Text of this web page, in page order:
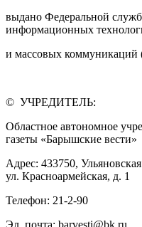
выдано Федеральной
информационных
и массовых коммуникаций
© УЧРЕДИТЕЛЬ:
Областное автономное
газеты «Барышские вести»
Адрес: 433750,
ул. Красноармейская, д. 1
Телефон: 21-2-90